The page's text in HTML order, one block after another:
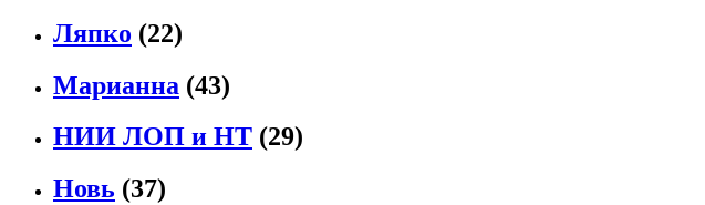
Ляпко (22)
Марианна (43)
НИИ ЛОП и НТ (29)
Новь (37)